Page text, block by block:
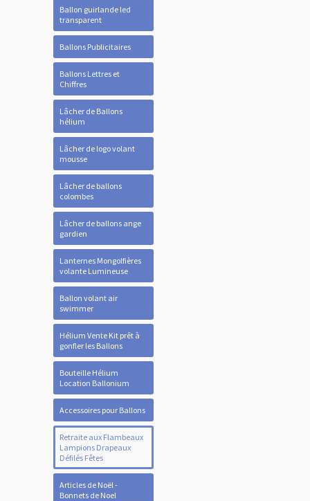
Ballon guirlande led
transparent
Ballons Publicitaires
Ballons Lettres et
Chiffres
Lâcher de Ballons
hélium
Lâcher de logo volant
mousse
Lâcher de ballons
colombes
Lâcher de ballons ange
gardien
Lanternes Mongolfières
volante Lumineuse
Ballon volant air
swimmer
Hélium Vente Kit prêt à
gonfler les Ballons
Bouteille Hélium
Location Ballonium
Accessoires pour Ballons
Retraite aux Flambeaux
Lampions Drapeaux
Défilés Fêtes
Articles de Noël -
Bonnets de Noel